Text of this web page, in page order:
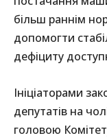
більш раннім
допомогти
дефіциту
Ініціаторами
депутатів на
головою